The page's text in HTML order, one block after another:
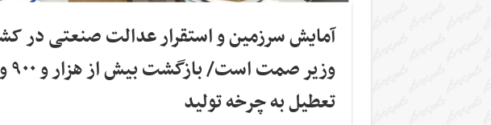
آمایش سرزمین و استقرار عدالت صنعتی در
تعطیل به چرخه تولید